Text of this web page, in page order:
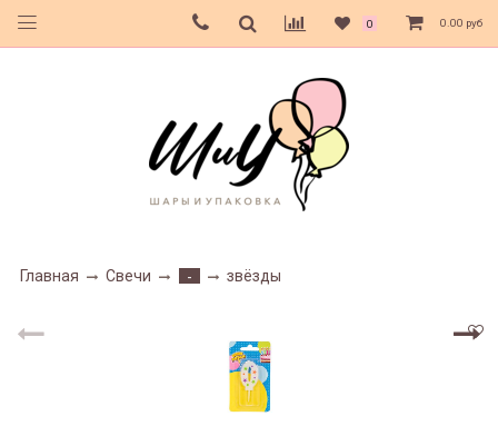
0 0.00 руб
Главная Свечи - звёзды